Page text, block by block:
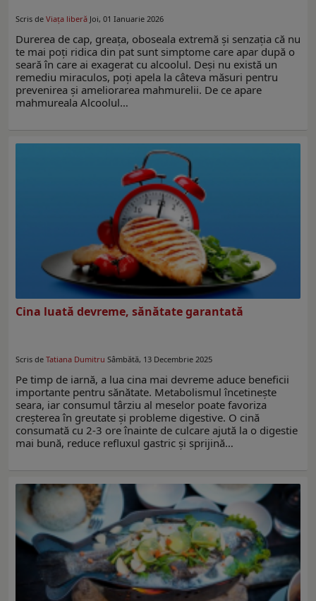
Scris de Viaţa liberă Joi, 01 Ianuarie 2026
Durerea de cap, greața, oboseala extremă și senzația că nu
te mai poți ridica din pat sunt simptome care apar după o
seară în care ai exagerat cu alcoolul. Deși nu există un
remediu miraculos, poți apela la câteva măsuri pentru
prevenirea și ameliorarea mahmurelii. De ce apare
mahmureala Alcoolul…
Cina luată devreme, sănătate garantată
Scris de Tatiana Dumitru Sâmbătă, 13 Decembrie 2025
Pe timp de iarnă, a lua cina mai devreme aduce beneficii
importante pentru sănătate. Metabolismul încetinește
seara, iar consumul târziu al meselor poate favoriza
creșterea în greutate și probleme digestive. O cină
consumată cu 2-3 ore înainte de culcare ajută la o digestie
mai bună, reduce refluxul gastric și sprijină…